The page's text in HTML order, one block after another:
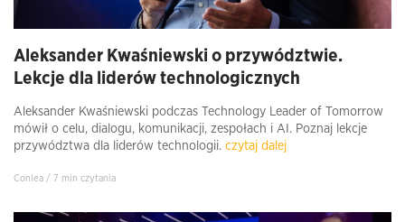
Aleksander Kwaśniewski o przywództwie.
Lekcje dla liderów technologicznych
Aleksander Kwaśniewski podczas Technology Leader of Tomorrow
mówił o celu, dialogu, komunikacji, zespołach i AI. Poznaj lekcje
przywództwa dla liderów technologii. czytaj dalej
Conlea / 7 min czytania